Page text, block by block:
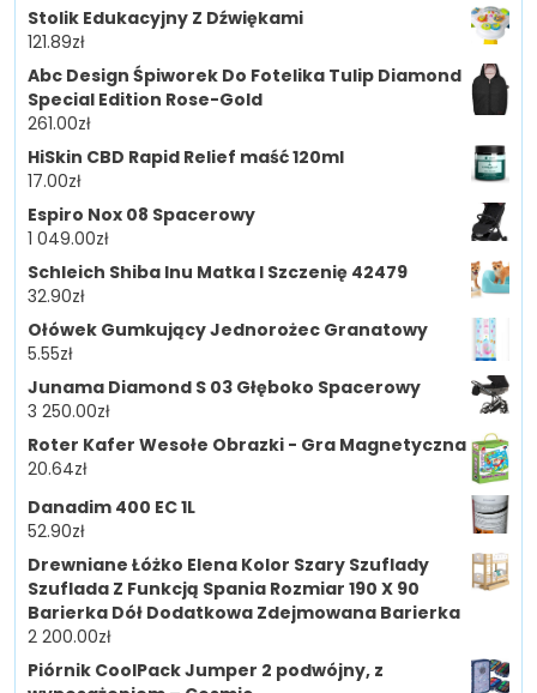
Stolik Edukacyjny Z Dźwiękami
121.89zł
Abc Design Śpiworek Do Fotelika Tulip Diamond
Special Edition Rose-Gold
261.00zł
HiSkin CBD Rapid Relief maść 120ml
17.00zł
Espiro Nox 08 Spacerowy
1 049.00zł
Schleich Shiba Inu Matka I Szczenię 42479
32.90zł
Ołówek Gumkujący Jednorożec Granatowy
5.55zł
Junama Diamond S 03 Głęboko Spacerowy
3 250.00zł
Roter Kafer Wesołe Obrazki - Gra Magnetyczna
20.64zł
Danadim 400 EC 1L
52.90zł
Drewniane Łóżko Elena Kolor Szary Szuflady
Szuflada Z Funkcją Spania Rozmiar 190 X 90
Barierka Dół Dodatkowa Zdejmowana Barierka
2 200.00zł
Piórnik CoolPack Jumper 2 podwójny, z